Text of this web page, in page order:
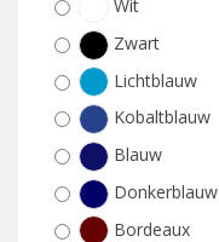
Wit
Zwart
Lichtblauw
Kobaltblauw
Blauw
Donkerblauw
Bordeaux